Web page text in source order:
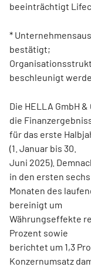
beeinträchtigt
*
bestätigt;
beschleunigt
Die HELLA GmbH &
die
für das erste
(1. Januar bis 30.
Juni 2025).
in den ersten sechs
Monaten des
bereinigt um
Währungseffekte
Prozent sowie
berichtet um 1,3
Konzernumsatz